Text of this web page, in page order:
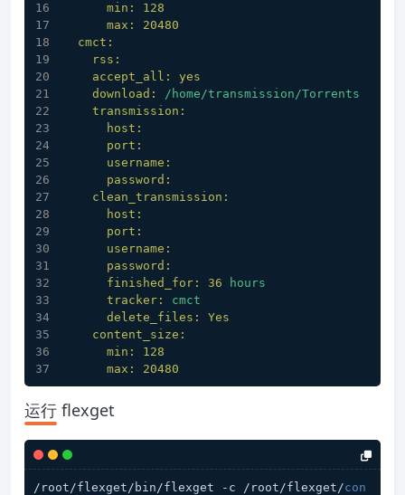
min:
128
max:
20480
cmct:
rss:
accept_all:
yes
download:
/home/transmission/Torrents
transmission:
host:
port:
username:
password:
clean_transmission:
host:
port:
username:
password:
finished_for:
36
hours
tracker:
cmct
delete_files:
Yes
content_size:
min:
128
max:
20480
运行 flexget
/root/flexget/bin/flexget -c /root/flexget/con